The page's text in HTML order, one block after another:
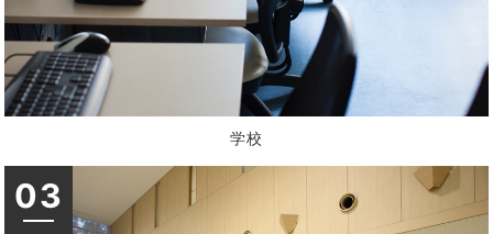
学校
03